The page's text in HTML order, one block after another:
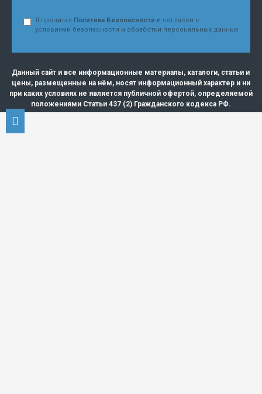
Я прочитал Политика Безопасности и согласен с
условиями безопасности и обработки персональных данных
Данный сайт и все информационные материалы, каталоги, статьи и
цены, размещенные на нём, носят информационный характер и ни
при каких условиях не является публичной офертой, определяемой
положениями Статьи 437 (2) Гражданского кодекса РФ.